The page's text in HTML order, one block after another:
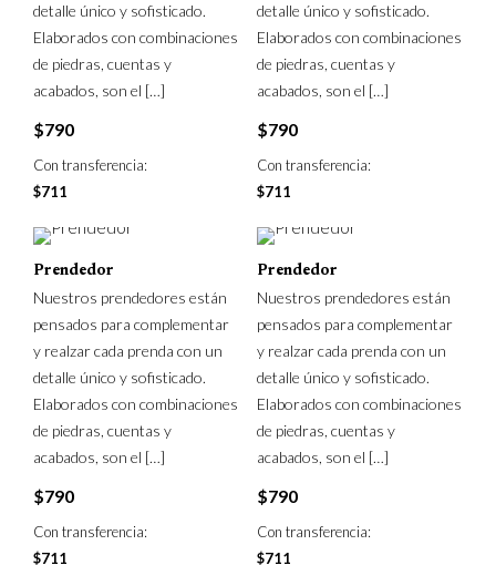
detalle único y sofisticado.
Elaborados con combinaciones
de piedras, cuentas y
acabados, son el […]
$790
Con transferencia:
$711
detalle único y sofisticado.
Elaborados con combinaciones
de piedras, cuentas y
acabados, son el […]
$790
Con transferencia:
$711
Prendedor
Nuestros prendedores están
pensados para complementar
y realzar cada prenda con un
detalle único y sofisticado.
Elaborados con combinaciones
de piedras, cuentas y
acabados, son el […]
$790
Con transferencia:
$711
Prendedor
Nuestros prendedores están
pensados para complementar
y realzar cada prenda con un
detalle único y sofisticado.
Elaborados con combinaciones
de piedras, cuentas y
acabados, son el […]
$790
Con transferencia:
$711